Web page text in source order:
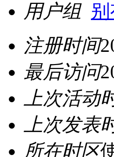
用户组
注册时间
最后访问
上次活动
上次发表
所在时区